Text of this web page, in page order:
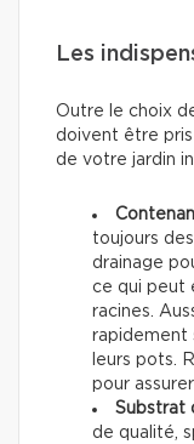
Les
Outre le choix
doivent être
de votre jardin
toujours
drainage
ce qui peut
racines.
rapidement
leurs pots.
pour
Substrat
de qualité,